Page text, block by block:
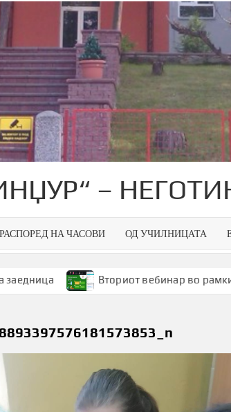
–
РАСПОРЕД НА ЧАСОВИ ОД УЧИЛНИЦАТА
Вториот вебинар во рамки на Smart